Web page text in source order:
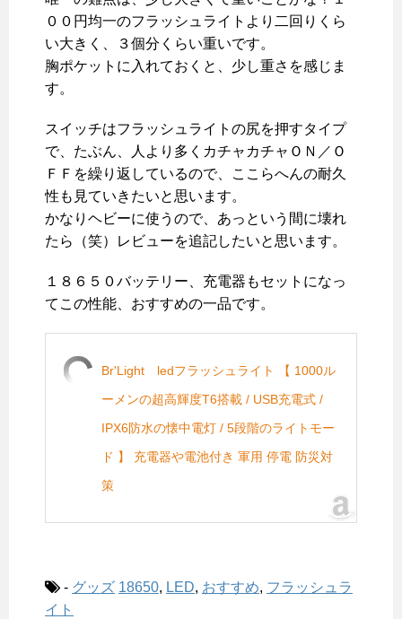
００円均一のフラッシュライトより二回りくら
い大きく、３個分くらい重いです。
胸ポケットに入れておくと、少し重さを感じま
す。
スイッチはフラッシュライトの尻を押すタイプ
で、たぶん、人より多くカチャカチャＯＮ／Ｏ
ＦＦを繰り返しているので、ここらへんの耐久
性も見ていきたいと思います。
かなりヘビーに使うので、あっという間に壊れ
たら（笑）レビューを追記したいと思います。
１８６５０バッテリー、充電器もセットになっ
てこの性能、おすすめの一品です。
Br'Light ledフラッシュライト 【 1000ル
ーメンの超高輝度T6搭載 / USB充電式 /
IPX6防水の懐中電灯 / 5段階のライトモー
ド 】 充電器や電池付き 軍用 停電 防災対
策
- グッズ 18650, LED, おすすめ, フラッシュラ
イト